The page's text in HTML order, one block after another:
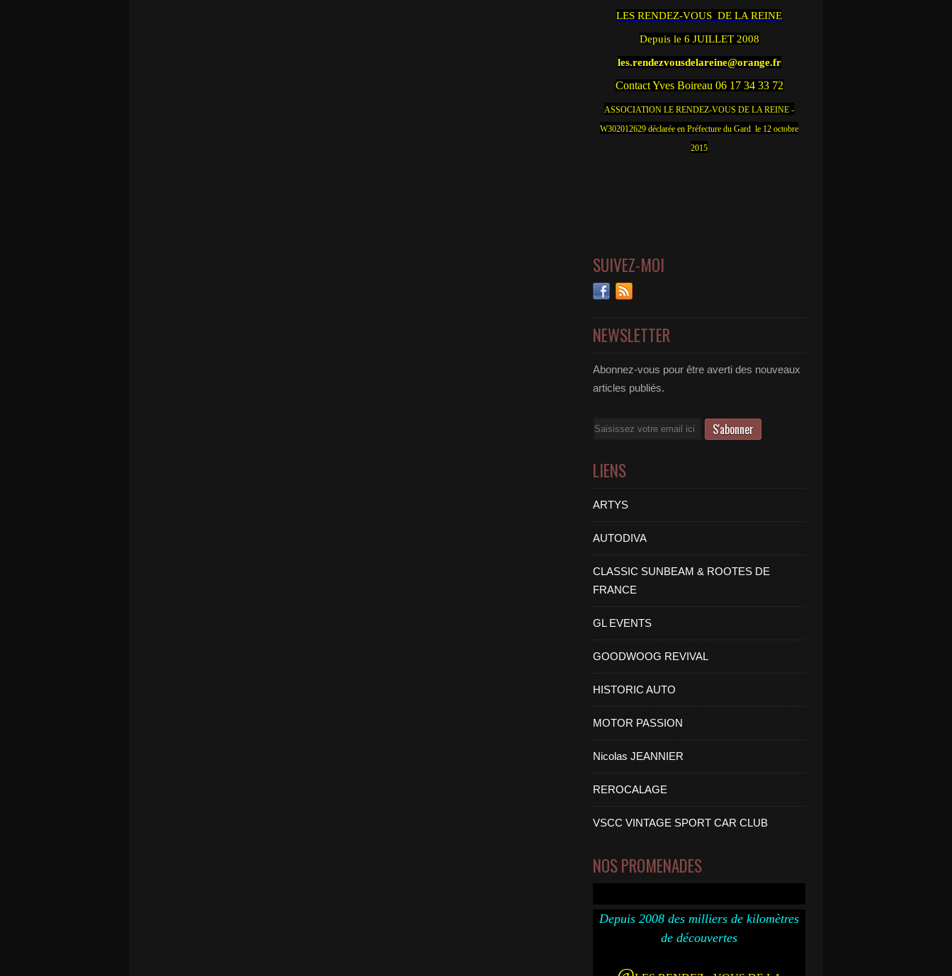
LES RENDEZ-VOUS DE LA REINE
Depuis le 6 JUILLET 2008
les.rendezvousdelareine@orange.fr
Contact Yves Boireau 06 17 34 33 72
ASSOCIATION LE RENDEZ-VOUS DE LA REINE -
W302012629 déclarée en Préfecture du Gard le 12 octobre
2015
SUIVEZ-MOI
NEWSLETTER
Abonnez-vous pour être averti des nouveaux
articles publiés.
Email
LIENS
ARTYS
AUTODIVA
CLASSIC SUNBEAM & ROOTES DE
FRANCE
GL EVENTS
GOODWOOG REVIVAL
HISTORIC AUTO
MOTOR PASSION
Nicolas JEANNIER
REROCALAGE
VSCC VINTAGE SPORT CAR CLUB
NOS PROMENADES
Depuis 2008 des milliers de kilomètres
de découvertes